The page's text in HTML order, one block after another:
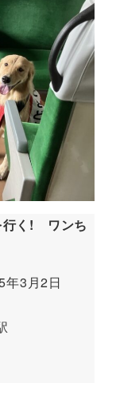
行く! ワンち
年3月2日